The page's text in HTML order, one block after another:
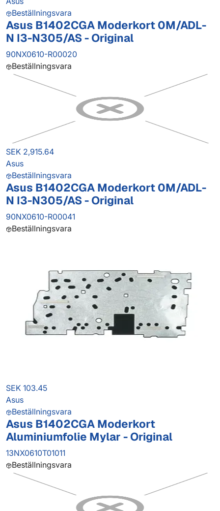
Beställningsvara
Asus B1402CGA Moderkort 0M/ADL-
N I3-N305/AS - Original
90NX0610-R00020
Beställningsvara
SEK 2,915.64
Asus
Beställningsvara
Asus B1402CGA Moderkort 0M/ADL-
N I3-N305/AS - Original
90NX0610-R00041
Beställningsvara
SEK 103.45
Asus
Beställningsvara
Asus B1402CGA Moderkort
Aluminiumfolie Mylar - Original
13NX0610T01011
Beställningsvara